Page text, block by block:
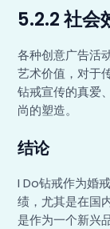
5.2.2 社会
各种创意广告活
艺术价值，对于
钻戒宣传的真爱
尚的塑造。
结论
I Do钻戒作为婚
绩，尤其是在国
是作为一个新兴